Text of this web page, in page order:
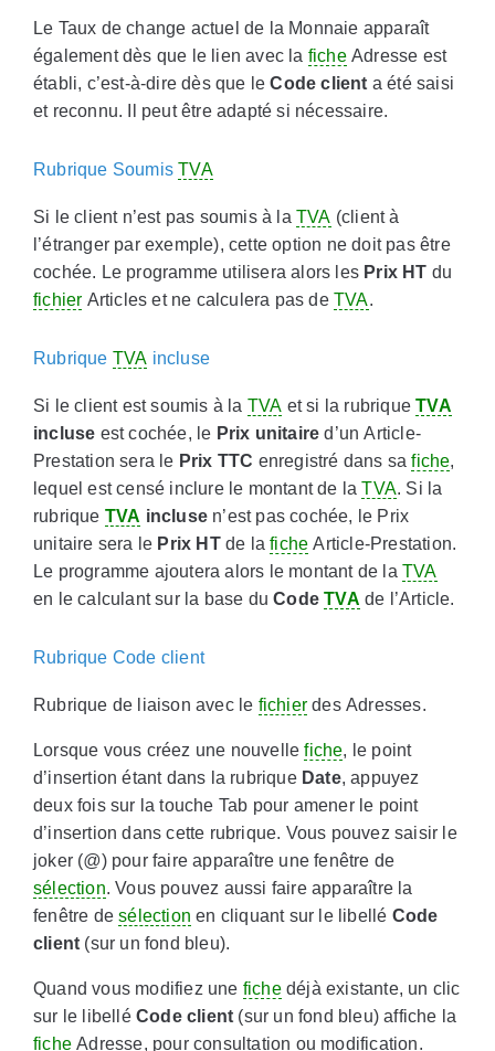
Le Taux de change actuel de la Monnaie apparaît
également dès que le lien avec la ficheAdresse est
établi, c’est-à-dire dès que leCode client a été saisi
et reconnu. Il peut être adapté si nécessaire.
Rubrique SoumisTVA
Si le client n’est pas soumis à la TVA (client à
l’étranger par exemple), cette option ne doit pas être
cochée. Le programme utilisera alors les Prix HT du
fichier Articles et ne calculera pas de TVA.
Rubrique TVA incluse
Si le client est soumis à la TVA et si la rubriqueTVA
incluse est cochée, le Prix unitaire d’un Article-
Prestation sera le Prix TTC enregistré dans safiche,
lequel est censé inclure le montant de laTVA. Si la
rubrique TVA inclusen’est pas cochée, le Prix
unitaire sera le Prix HTde lafiche Article-Prestation.
Le programme ajoutera alors le montant de la TVA
en le calculant sur la base duCodeTVA de l’Article.
Rubrique Code client
Rubrique de liaison avec le fichierdes Adresses.
Lorsque vous créez une nouvellefiche, le point
d’insertion étant dans la rubrique Date, appuyez
deux fois sur la touche Tab pour amener le point
d’insertion dans cette rubrique. Vous pouvez saisir le
joker (@) pour faire apparaître une fenêtre de
sélection. Vous pouvez aussi faire apparaître la
fenêtre desélection en cliquant sur le libellé Code
client (sur un fond bleu).
Quand vous modifiez une fichedéjà existante, un clic
sur le libellé Code client (sur un fond bleu) affiche la
fiche Adresse, pour consultation ou modification.